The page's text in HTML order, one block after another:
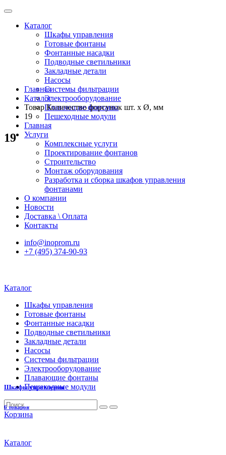
Каталог
Шкафы управления
Готовые фонтаны
Фонтанные насадки
Подводные светильники
Закладные детали
Насосы
Системы фильтрации
Электрооборудование
Плавающие фонтаны
Пешеходные модули
Главная
Услуги
Комплексные услуги
Проектирование фонтанов
Строительство
Монтаж оборудования
Разработка и сборка шкафов управления
фонтанами
О компании
Новости
Доставка \ Оплата
Контакты
info@inoprom.ru
+7 (495) 374-90-93
Каталог
Шкафы управления
Готовые фонтаны
Фонтанные насадки
Подводные светильники
Закладные детали
Насосы
Системы фильтрации
Электрооборудование
Плавающие фонтаны
Пешеходные модули
Корзина
Каталог
Главная
Каталог
Товар Количество форсунок шт. x Ø, мм
19
19
Шкафы управления
6 товаров